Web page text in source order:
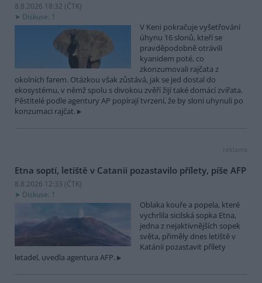
8.8.2026 18:32 (ČTK)
Diskuse: 1
V Keni pokračuje vyšetřování
úhynu 16 slonů, kteří se
pravděpodobně otrávili
kyanidem poté, co
zkonzumovali rajčata z
okolních farem. Otázkou však zůstává, jak se jed dostal do
ekosystému, v němž spolu s divokou zvěří žijí také domácí zvířata.
Pěstitelé podle agentury AP popírají tvrzení, že by sloni uhynuli po
konzumaci rajčat.
reklama
Etna soptí, letiště v Catanii pozastavilo přílety, píše AFP
8.8.2026 12:33 (ČTK)
Diskuse: 1
Oblaka kouře a popela, které
vychrlila sicilská sopka Etna,
jedna z nejaktivnějších sopek
světa, přiměly dnes letiště v
Katánii pozastavit přílety
letadel, uvedla agentura AFP.